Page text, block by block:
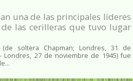
una de las principales líderes
las cerilleras que tuvo lugar
(de soltera Chapman; Londres, 31 de
Londres, 27 de noviembre de 1945)​ fue